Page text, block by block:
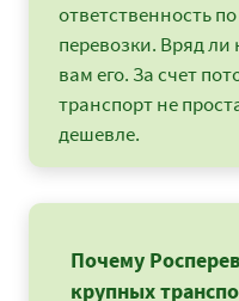
ответственность
перевозки. Вряд ли
вам его. За счет
транспорт не
дешевле.
Почему
крупных